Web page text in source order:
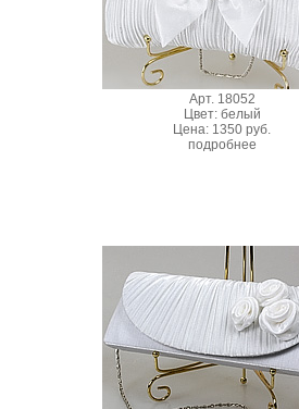
Арт. 18052
Цвет: белый
Цена: 1350 руб.
подробнее